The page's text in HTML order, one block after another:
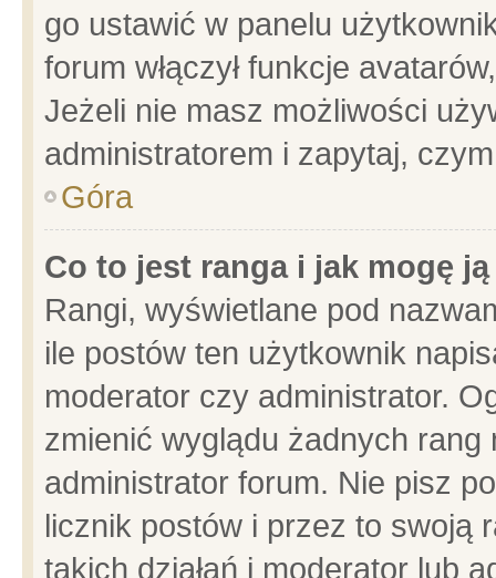
go ustawić w panelu
forum włączył funkcje
Jeżeli nie masz możliwości
administratorem i zapytaj,
Góra
Co to jest ranga i jak mogę
Rangi, wyświetlane pod
ile postów ten użytkownik
moderator czy administrator.
zmienić wyglądu żadnych
administrator forum. Nie pisz
licznik postów i przez to swoją
takich działań i moderator lub